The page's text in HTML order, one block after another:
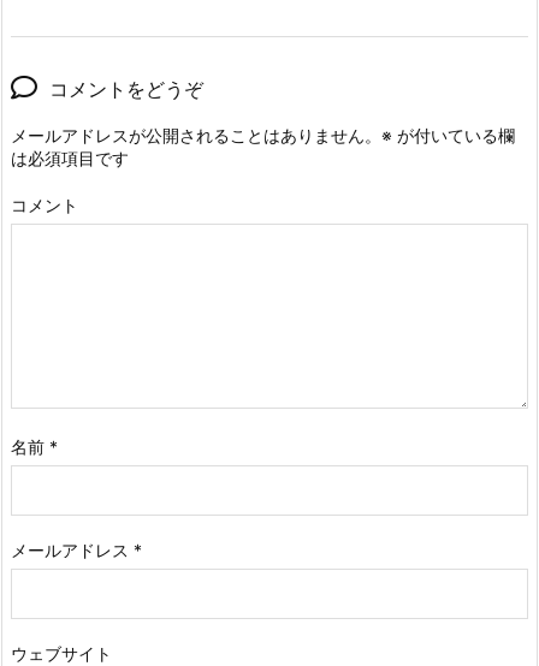
コメントをどうぞ
メールアドレスが公開されることはありません。 ※ が付いている欄
は必須項目です
コメント
名前 *
メールアドレス *
ウェブサイト